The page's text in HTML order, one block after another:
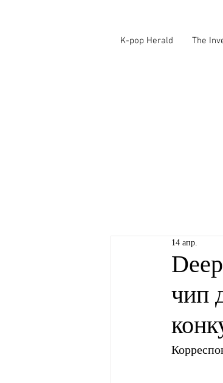
K-pop Herald The
чип
14 апр.